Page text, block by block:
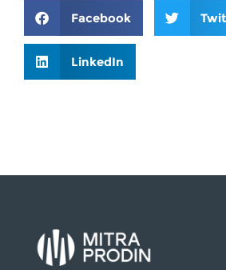
Facebook
LinkedIn